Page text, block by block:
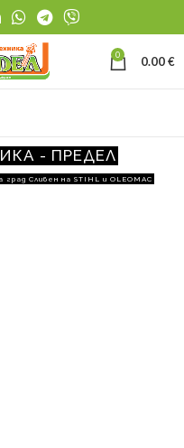
0 0.00€
- ПРЕДЕЛ
град Сливен на STIHL и OLEOMAC